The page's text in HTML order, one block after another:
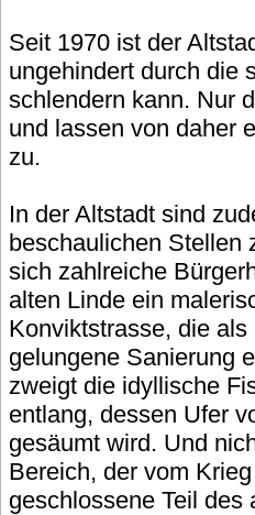
Seit 1970 ist der
ungehindert durch die
schlendern kann. Nur
und lassen von daher
zu.
In der Altstadt sind
beschaulichen Stellen
sich zahlreiche
alten Linde ein
Konviktstrasse, die
gelungene Sanierung
zweigt die idyllische
entlang, dessen Ufer
gesäumt wird. Und
Bereich, der vom
geschlossene Teil des